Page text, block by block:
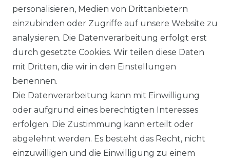
FILTER
personalisieren, Medien von Drittanbietern
einzubinden oder Zugriffe auf unsere Website zu
analysieren. Die Datenverarbeitung erfolgt erst
durch gesetzte Cookies. Wir teilen diese Daten
mit Dritten, die wir in den Einstellungen
benennen.
Die Datenverarbeitung kann mit Einwilligung
oder aufgrund eines berechtigten Interesses
erfolgen. Die Zustimmung kann erteilt oder
abgelehnt werden. Es besteht das Recht, nicht
einzuwilligen und die Einwilligung zu einem